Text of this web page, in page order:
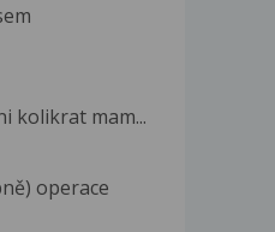
kolikrat mam...
operace